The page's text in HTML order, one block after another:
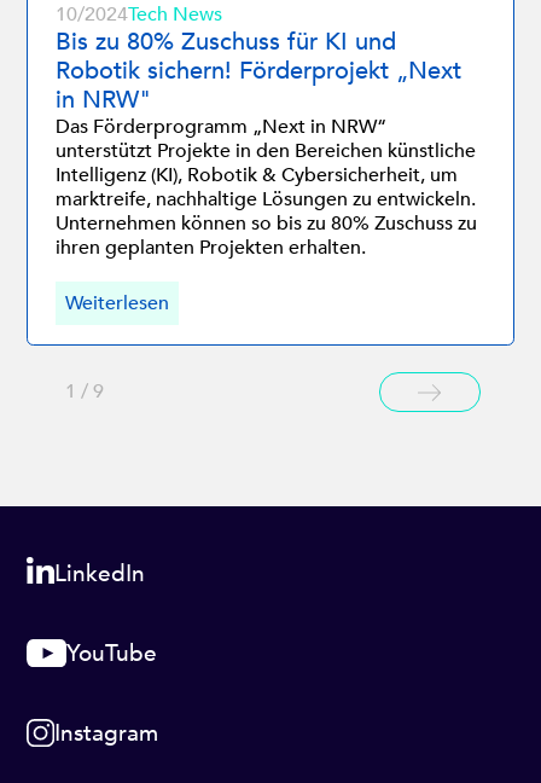
10/2024Tech News
Bis zu 80% Zuschuss für KI und
Robotik sichern! Förderprojekt „Next
in NRW"
Das Förderprogramm „Next in NRW“
unterstützt Projekte in den Bereichen künstliche
Intelligenz (KI), Robotik & Cybersicherheit, um
marktreife, nachhaltige Lösungen zu entwickeln.
Unternehmen können so bis zu 80% Zuschuss zu
ihren geplanten Projekten erhalten.
Weiterlesen
1 / 9
LinkedIn
YouTube
Instagram